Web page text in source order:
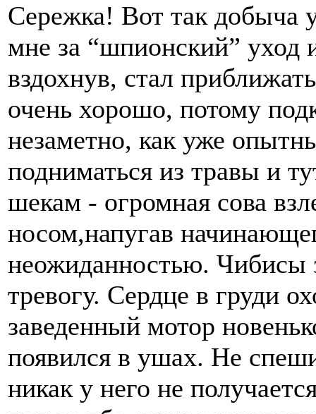
Сережка! Вот так добыча
мне за “шпионский” уход
вздохнув, стал
очень хорошо, потому
незаметно, как уже
подниматься из травы и
шекам - огромная сова
носом,напугав
неожиданностью. Чибисы
тревогу. Сердце в груди
заведенный мотор
появился в ушах. Не
никак у него не